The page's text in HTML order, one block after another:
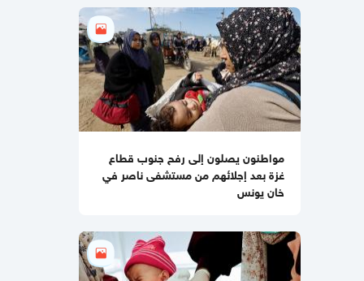
10:59 صباحا
جيش الاحتلال يطلق عملية عسكرية
واسعة في مخيم قلنديا
11:06 مساءاً
قطر: حماس التزمت بكل شيء في اتفاق
غزة ويجب إلزام "إسرائيل"
11:00 مساءاً
مصادر عسكرية: "إسرائيل" تقيّد
الاغتيالات في غزة تمهيدًا لوقف
مواطنون يصلون إلى رفح جنوب قطاع
غزة بعد إجلائهم من مستشفى ناصر في
خان يونس